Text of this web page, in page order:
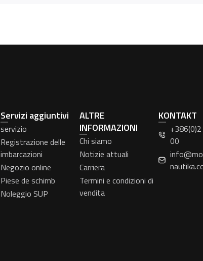
Servizi aggiuntivi
servizio
Registrazione delle
imbarcazioni
Negozio online
Piese de schimb
Noleggio SUP
ALTRE
INFORMAZIONI
Chi siamo
Notizie attuali
Carriera
Termini e condizioni di
vendita
KONTAKT
00